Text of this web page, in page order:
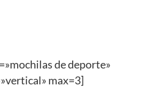
de deporte»
max=3]